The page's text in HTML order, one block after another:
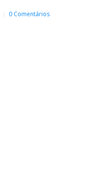
0 Comentários